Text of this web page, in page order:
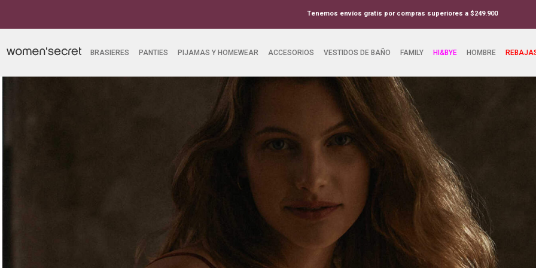
Suscríbete a nuestro newsletter y recibe el 10%OFF en tu primera
BRASIERES PANTIES PIJAMAS Y HOMEWEAR ACCESORIOS VESTIDOS DE BAÑO FAMILY HI&BYE HOMBRE